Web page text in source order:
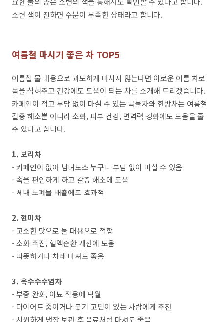
소변 색이 진하면 수분이 부족한 상태라고 합니다.
여름철 마시기 좋은 차 TOP5
여름철 물 대용으로 과도하게 마시지 않는다면 이로운 여름 차로
몸을 식혀주고 건강에도 도움이 되는 차를 소개해 드리겠습니다.
카페인이 적고 부담 없이 마실 수 있는 곡물차와 한방차는 여름철
갈증 해소뿐 아니라 소화, 피부 건강, 면역력 강화에도 도움을 줄
수 있다고 합니다.
1. 보리차
- 카페인이 없어 남녀노소 누구나 부담 없이 마실 수 있음
- 속을 편안하게 하고 갈증 해소에 도움
- 체내 노폐물 배출에도 효과적
2. 현미차
- 고소한 맛으로 물 대용으로 적합
- 소화 촉진, 혈액순환 개선에 도움
- 따뜻하거나 차레 마셔도 좋음
3. 옥수수수염차
- 부종 완화, 이뇨 작용에 탁월
- 다이어트 중이거나 붓기 고민이 있는 사람에게 추천
- 시원하게 냉장 보관 후 음료처럼 마셔도 좋음